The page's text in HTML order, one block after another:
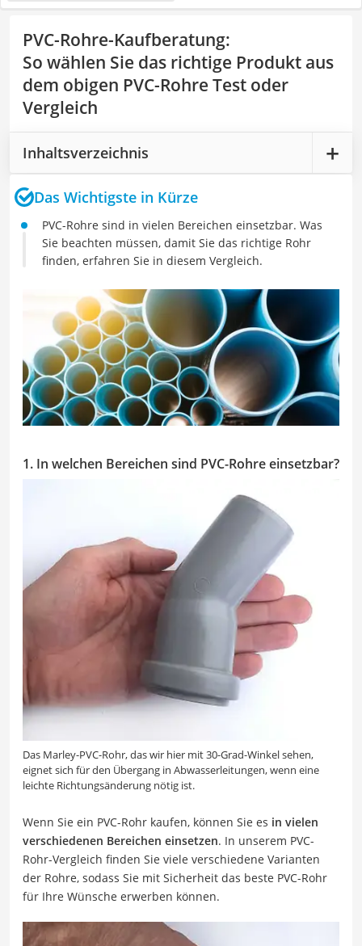
PVC-Rohre-Kaufberatung:
So wählen Sie das richtige Produkt aus
dem obigen PVC-Rohre Test oder
Vergleich
Inhaltsverzeichnis
Das Wichtigste in Kürze
PVC-Rohre sind in vielen Bereichen einsetzbar. Was
Sie beachten müssen, damit Sie das richtige Rohr
finden, erfahren Sie in diesem Vergleich.
1. In welchen Bereichen sind PVC-Rohre einsetzbar?
Das Marley-PVC-Rohr, das wir hier mit 30-Grad-Winkel sehen,
eignet sich für den Übergang in Abwasserleitungen, wenn eine
leichte Richtungsänderung nötig ist.
Wenn Sie ein PVC-Rohr kaufen, können Sie es in vielen
verschiedenen Bereichen einsetzen. In unserem PVC-
Rohr-Vergleich finden Sie viele verschiedene Varianten
der Rohre, sodass Sie mit Sicherheit das beste PVC-Rohr
für Ihre Wünsche erwerben können.